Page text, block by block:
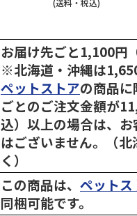
(送料・税込)
お届け先ごと1,100円
※北海道・沖縄は
ペットストアの商品
ごとのご注文金額が
込）以上の場合は、
はございません。（
く）
この商品は、 ペットス
同梱可能です。